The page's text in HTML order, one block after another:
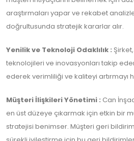
araştırmaları yapar ve rekabet
doğrultusunda stratejik kararlar alır.
Yenilik ve Teknoloji Odaklılık :
teknolojileri ve inovasyonları takip
ederek verimliliği ve kaliteyi artırmayı
Müşteri İlişkileri Yönetimi : Can
en üst düzeye çıkarmak için etkin bir
stratejisi benimser. Müşteri geri